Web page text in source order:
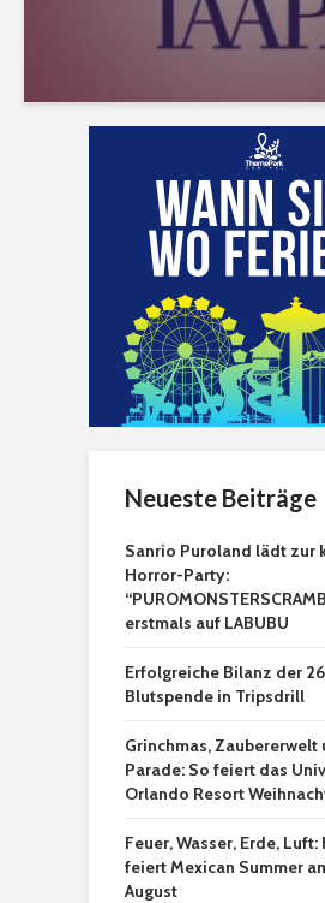
Neueste Beiträge
Sanrio Puroland lädt zur
Horror-Party:
erstmals auf LABUBU
Erfolgreiche Bilanz der
Blutspende in Tripsdrill
Grinchmas, Zaubererwelt
Parade: So feiert das
Orlando Resort
Feuer, Wasser, Erde, Luft:
feiert Mexican Summer
August